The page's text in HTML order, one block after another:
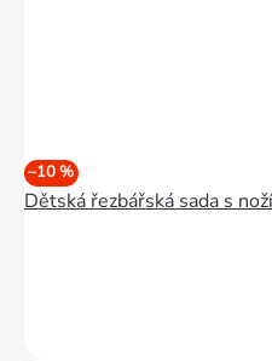
–10 %
Dětská řezbářská sada s